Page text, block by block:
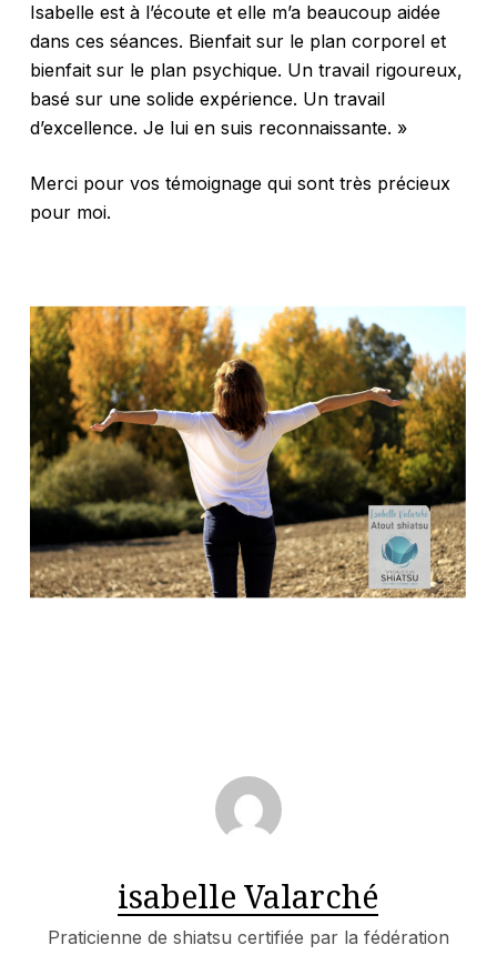
Isabelle est à l’écoute et elle m’a beaucoup aidée
dans ces séances. Bienfait sur le plan corporel et
bienfait sur le plan psychique. Un travail rigoureux,
basé sur une solide expérience. Un travail
d’excellence. Je lui en suis reconnaissante. »
Merci pour vos témoignage qui sont très précieux
pour moi.
isabelle Valarché
Praticienne de shiatsu certifiée par la fédération